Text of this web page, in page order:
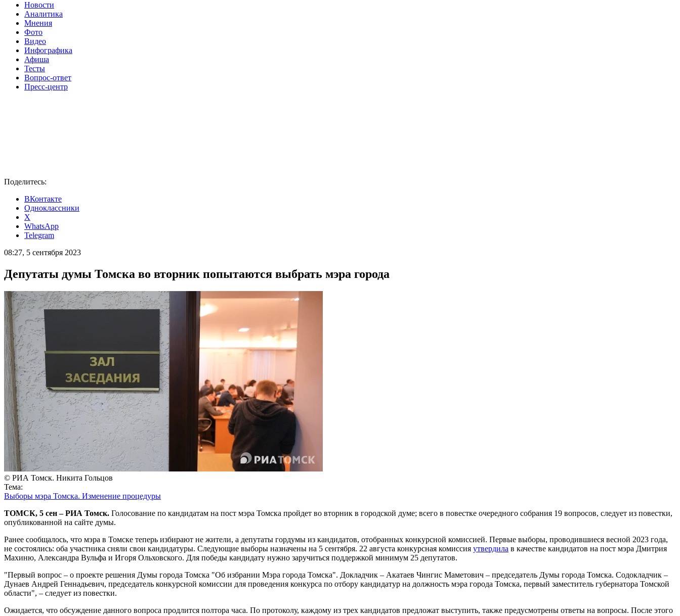
Новости
Аналитика
Мнения
Фото
Видео
Инфографика
Афиша
Тесты
Вопрос-ответ
Пресс-центр
Поделитесь:
ВКонтакте
Одноклассники
X
WhatsApp
Telegram
08:27, 5 сентября 2023
Депутаты думы Томска во вторник попытаются выбрать мэра города
© РИА Томск. Никита Гольцов
Тема:
Выборы мэра Томска. Изменение процедуры
ТОМСК, 5 сен – РИА Томск. Голосование по кандидатам на пост мэра Томска пройдет во вторник в городской думе; всего в повестке очередного собрания 19 вопросов, следует из повестки,
опубликованной на сайте думы.
Ранее сообщалось, что мэра в Томске теперь избирают не жители, а депутаты гордумы из кандидатов, отобранных конкурсной комиссией. Первые выборы, проводившиеся весной 2023 года,
не состоялись: оба участника сняли свои кандидатуры. Следующие выборы назначены на 5 сентября. 22 августа конкурсная комиссия утвердила в качестве кандидатов на пост мэра Дмитрия
Махиню, Александра Вульфа и Игоря Ольховского. Для победы кандидату нужно заручиться поддержкой минимум 25 депутатов.
"Первый вопрос – о проекте решения Думы города Томска "Об избрании Мэра города Томска". Докладчик – Акатаев Чингис Маметович – председатель Думы города Томска. Содокладчик –
Дунаев Андрей Геннадьевич, председатель конкурсной комиссии для проведения конкурса по отбору кандидатур на должность мэра города Томска, первый заместитель губернатора Томской
области", – следует из повестки.
Ожидается, что обсуждение данного вопроса продлится полтора часа. По протоколу, каждому из трех кандидатов предложат выступить, также предусмотрены ответы на вопросы. После этого